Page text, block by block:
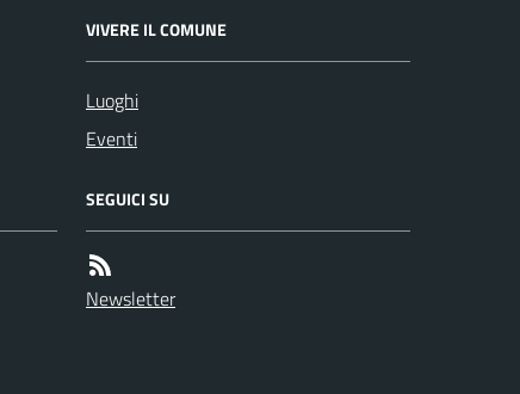
VIVERE IL COMUNE
Luoghi
Eventi
SEGUICI SU
Newsletter